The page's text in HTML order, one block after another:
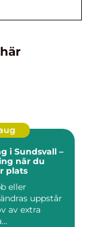
i Sundsvall –
när du
plats
eller
uppstår
av extra